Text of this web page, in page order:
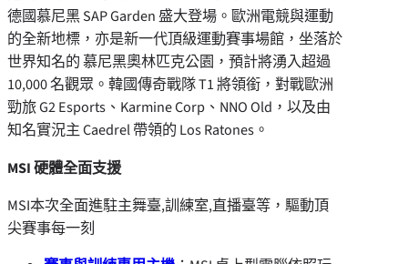
德國慕尼黑 SAP Garden 盛大登場。歐洲電競與運動
的全新地標，亦是新一代頂級運動賽事場館，坐落於
世界知名的 慕尼黑奧林匹克公園，預計將湧入超過
10,000 名觀眾。韓國傳奇戰隊 T1 將領銜，對戰歐洲
勁旅 G2 Esports、Karmine Corp、NNO Old，以及由
知名實況主 Caedrel 帶領的 Los Ratones。
MSI硬體全面支援
MSI本次全面進駐主舞臺,訓練室,直播臺等，驅動頂
尖賽事每一刻